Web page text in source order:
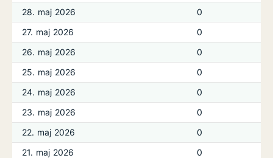
28. maj 2026
0
27. maj 2026
0
26. maj 2026
0
25. maj 2026
0
24. maj 2026
0
23. maj 2026
0
22. maj 2026
0
21. maj 2026
0